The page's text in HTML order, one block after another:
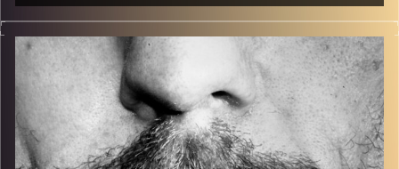
זיפים, מוזיקה מחוספסת של הופעות חיות. הרבה ג'אם, רוק,
בלוז, bluegrass, ג'אז, Fאנק, פרוגרסיב ואפילו אלקטרוניקה.
כל מה שחי, אמיתי ונושם.
עם שמוליק רגב.
קרדיט תמונות: David Goehring